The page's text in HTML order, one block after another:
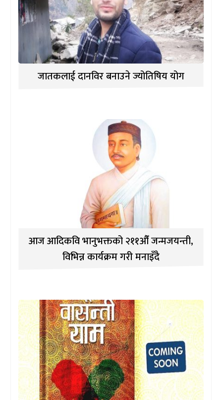
जातकलाई दानविर बनाउने ज्योतिषिय योग
आज आदिकवि भानुभक्तको २११औँ जन्मजयन्ती,
विभिन्न कार्यक्रम गरी मनाइँदै